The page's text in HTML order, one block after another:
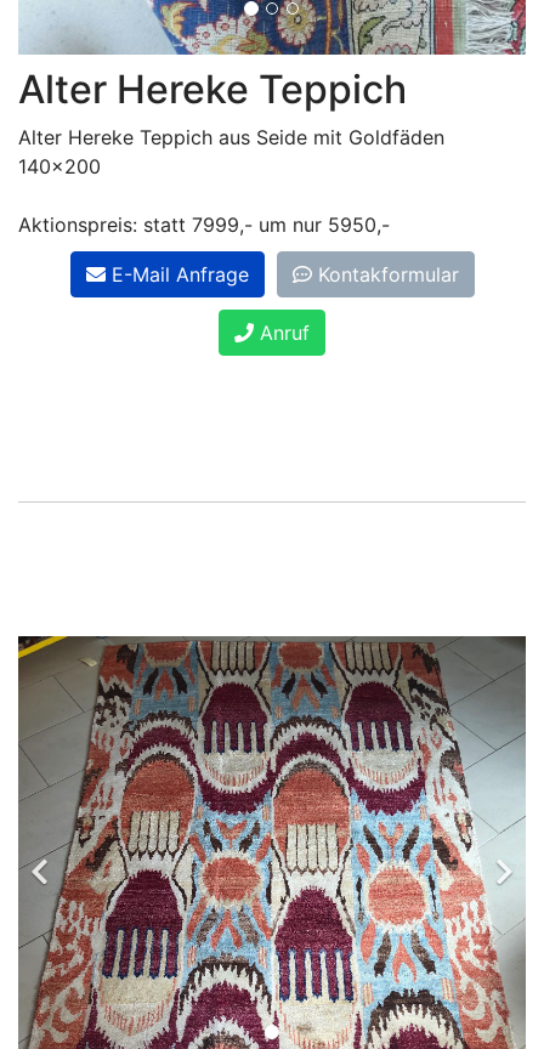
Alter Hereke Teppich
Alter Hereke Teppich aus Seide mit Goldfäden
140x200
Aktionspreis: statt 7999,- um nur 5950,-
E-Mail Anfrage Kontakformular
Anruf